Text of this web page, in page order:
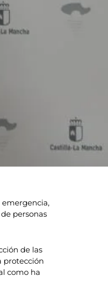
emergencia,
personas
de las
protección
como ha